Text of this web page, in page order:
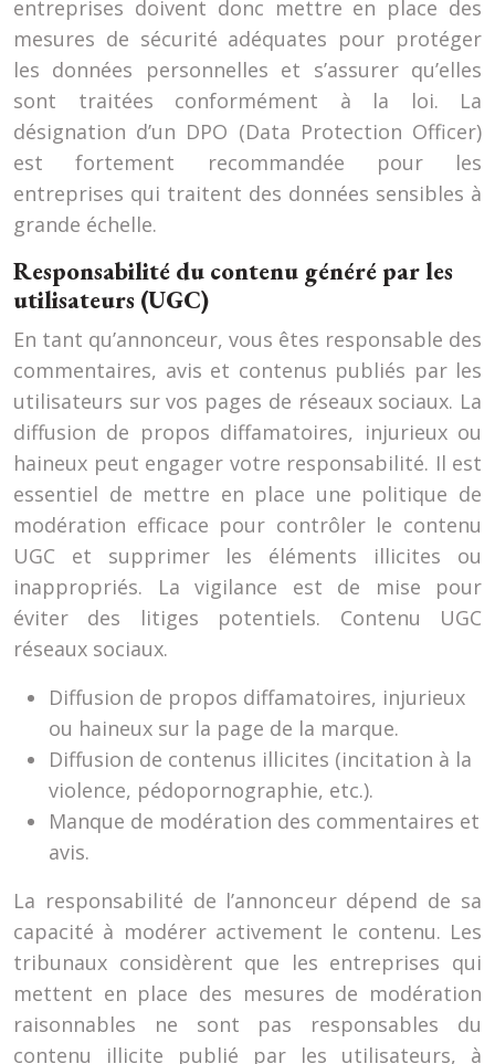
entreprises doivent donc mettre en place des
mesures de sécurité adéquates pour protéger
les données personnelles et s’assurer qu’elles
sont traitées conformément à la loi. La
désignation d’un DPO (Data Protection Officer)
est fortement recommandée pour les
entreprises qui traitent des données sensibles à
grande échelle.
Responsabilité du contenu généré par les
utilisateurs (UGC)
En tant qu’annonceur, vous êtes responsable des
commentaires, avis et contenus publiés par les
utilisateurs sur vos pages de réseaux sociaux. La
diffusion de propos diffamatoires, injurieux ou
haineux peut engager votre responsabilité. Il est
essentiel de mettre en place une politique de
modération efficace pour contrôler le contenu
UGC et supprimer les éléments illicites ou
inappropriés. La vigilance est de mise pour
éviter des litiges potentiels. Contenu UGC
réseaux sociaux.
Diffusion de propos diffamatoires, injurieux
ou haineux sur la page de la marque.
Diffusion de contenus illicites (incitation à la
violence, pédopornographie, etc.).
Manque de modération des commentaires et
avis.
La responsabilité de l’annonceur dépend de sa
capacité à modérer activement le contenu. Les
tribunaux considèrent que les entreprises qui
mettent en place des mesures de modération
raisonnables ne sont pas responsables du
contenu illicite publié par les utilisateurs, à